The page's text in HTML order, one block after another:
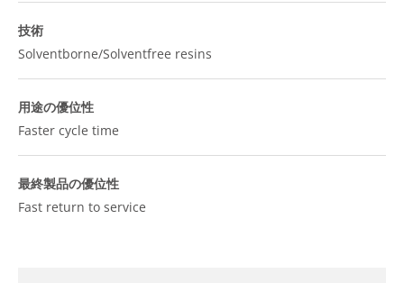
技術
Solventborne/Solventfree resins
用途の優位性
Faster cycle time
最終製品の優位性
Fast return to service